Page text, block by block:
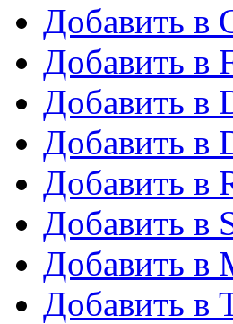
Добавить в
Добавить в
Добавить в
Добавить в
Добавить в
Добавить в
Добавить в
Добавить в